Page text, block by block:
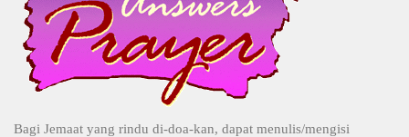
Bagi Jemaat yang rindu di-doa-kan, dapat menulis/mengisi